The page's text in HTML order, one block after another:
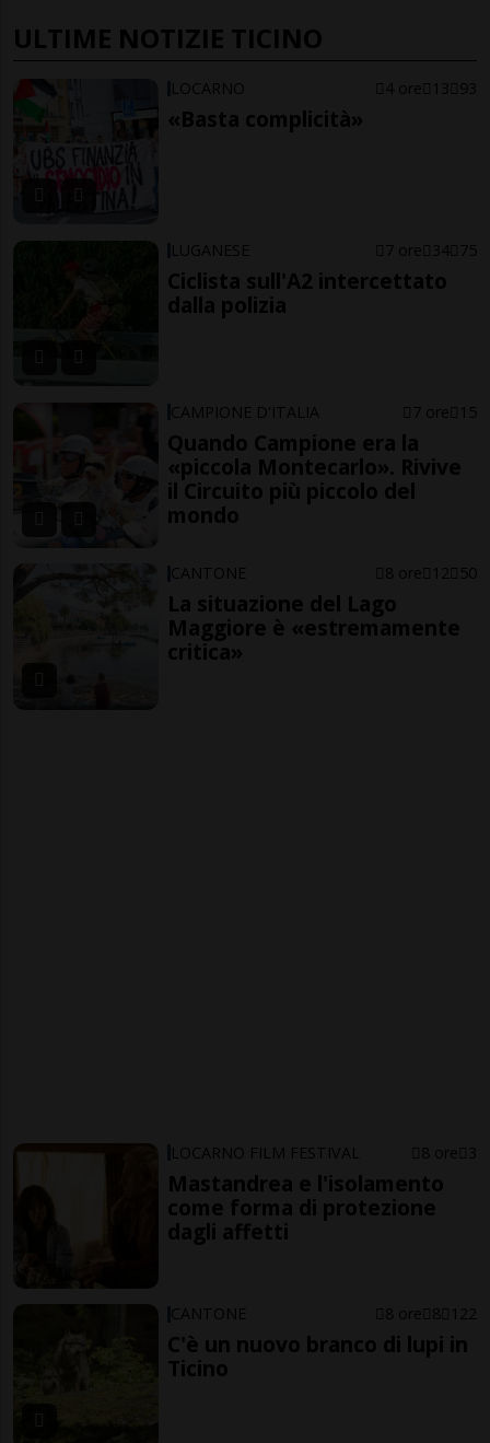
ULTIME NOTIZIE TICINO
LOCARNO 4 ore 13 93
«Basta complicità»
LUGANESE 7 ore 34 75
Ciclista sull'A2 intercettato
dalla polizia
CAMPIONE D'ITALIA 7 ore 15
Quando Campione era la
«piccola Montecarlo». Rivive
il Circuito più piccolo del
mondo
CANTONE 8 ore 12 50
La situazione del Lago
Maggiore è «estremamente
critica»
LOCARNO FILM FESTIVAL 8 ore 3
Mastandrea e l'isolamento
come forma di protezione
dagli affetti
CANTONE 8 ore 8 122
C'è un nuovo branco di lupi in
Ticino